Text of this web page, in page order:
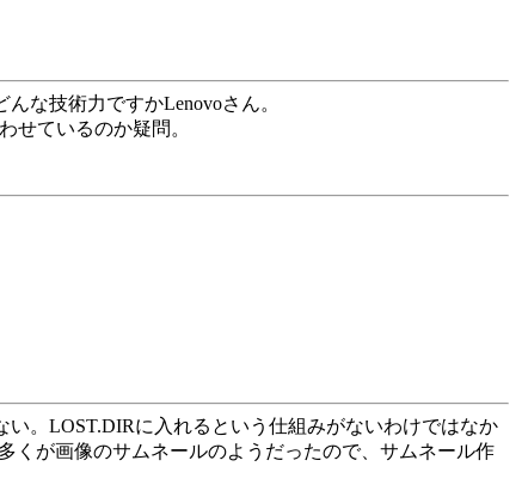
な技術力ですかLenovoさん。
せているのか疑問。
。LOST.DIRに入れるという仕組みがないわけではなか
くが画像のサムネールのようだったので、サムネール作